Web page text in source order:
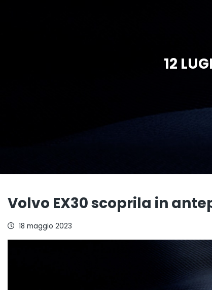
12
Volvo EX30 scoprila in
18 maggio 2023